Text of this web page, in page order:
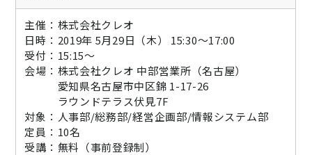
主催：株式会社クレオ
日時：2019年 5月29日（木） 15:30～17:00
受付：15:15～
会場：株式会社クレオ 中部営業所（名古屋）
愛知県名古屋市中区錦 1-17-26
ラウンドテラス伏見7F
対象：人事部/総務部/経営企画部/情報システム部
定員：10名
受講：無料（事前登録制）